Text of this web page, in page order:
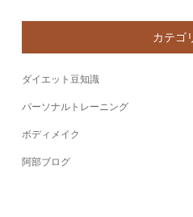
カテゴ
ダイエット豆知識
パーソナルトレーニング
ボディメイク
阿部ブログ